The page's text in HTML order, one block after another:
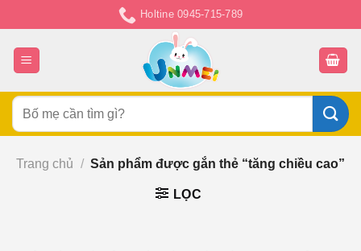
đến
nội
dung
Holtine 0945-715-789
Tìm
kiếm:
Trang chủ / Sản phẩm được gắn thẻ “tăng chiều cao”
LỌC